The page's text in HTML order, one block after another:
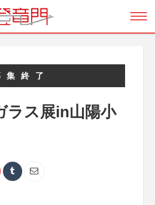
集終了
ラス展in山陽小